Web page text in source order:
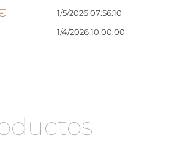
1/5/2026 07:56:10
1/4/2026 10:00:00